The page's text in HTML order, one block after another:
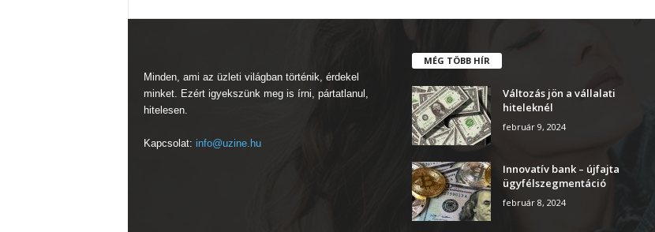
Minden, ami az üzleti világban történik, érdekel
minket. Ezért igyekszünk meg is írni, pártatlanul,
hitelesen.
Kapcsolat: info@uzine.hu
MÉG TÖBB HÍR
Változás jön a vállalati
hiteleknél
február 9, 2024
Innovatív bank – újfajta
ügyfélszegmentáció
február 8, 2024